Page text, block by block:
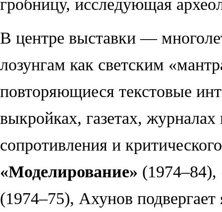
гробницу, исследующая
В центре выставки —
лозунгам как светским
повторяющиеся текстовые
выкройках, газетах,
сопротивления и
«Моделирование» (1974–84),
(1974–75), Ахунов